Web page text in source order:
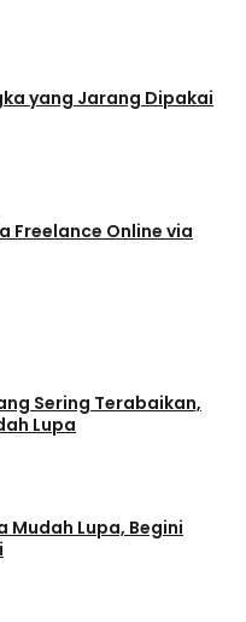
yang Jarang Dipakai
Freelance Online via
Sering Terabaikan,
Lupa
Mudah Lupa, Begini